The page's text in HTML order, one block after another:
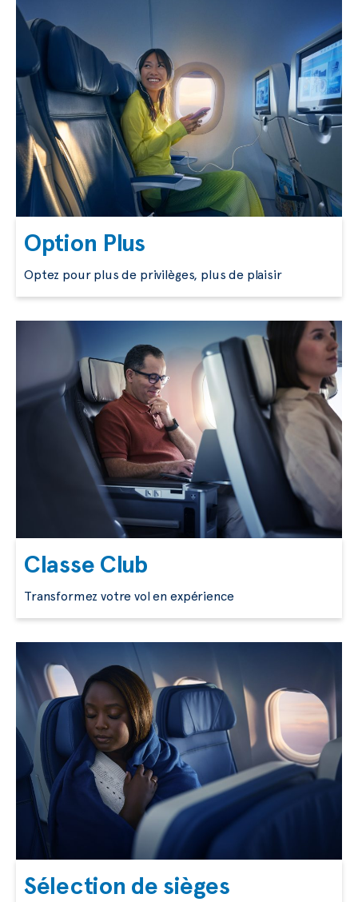
Option Plus
Optez pour plus de privilèges, plus de plaisir
Classe Club
Transformez votre vol en expérience
Sélection de sièges